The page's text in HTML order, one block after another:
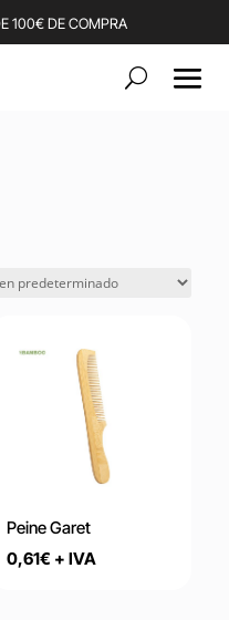
100€ DE COMPRA
Peine Garet
0,61€ + IVA